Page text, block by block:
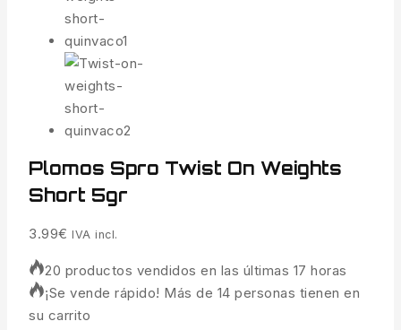
Plomos Spro Twist On Weights
Short 5gr
3.99€ IVA incl.
20 productos vendidos en las últimas 17 horas
¡Se vende rápido! Más de 14 personas tienen en
su carrito